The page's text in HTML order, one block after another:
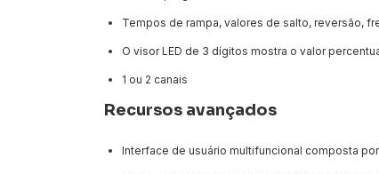
Tempos de rampa, valores de salto, reversão,
O visor LED de 3 dígitos mostra o valor
1 ou 2 canais
Recursos avançados
Interface de usuário multifuncional composta